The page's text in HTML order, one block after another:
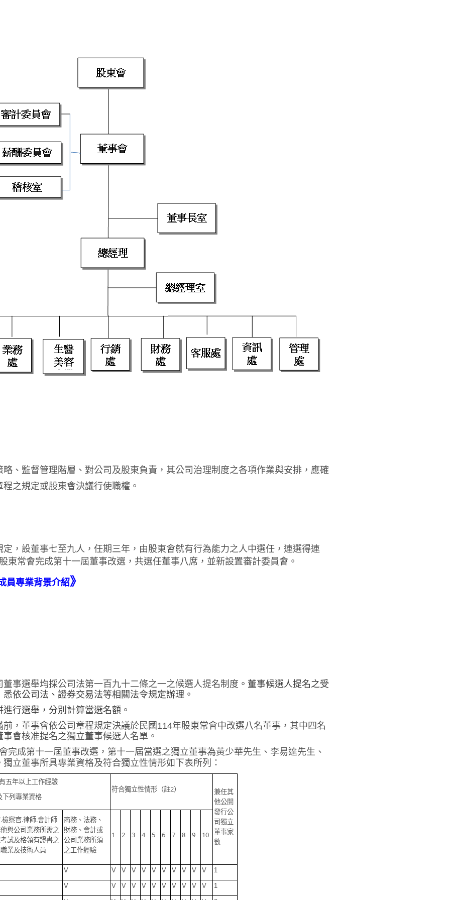
、監督管理階層、對公司及股東負責，其公司治理制度之各項作業與安排，應確
之規定或股東會決議行使職權。
，設董事七至九人，任期三年，由股東會就有行為能力之人中選任，連選得連
東常會完成第十一屆董事改選，共選任董事八席，並新設置審計委員會 。
員專業背景介紹》
事選舉均採公司法第一百九十二條之一之候選人提名制度 。董事候選人提名之受
依公司法、證券交易法等相關法令規定辦理。
行選舉，分別計算當選名額。
前，董事會依公司章程規定決議於民國 114年股東常會中改選八名董事，其中四名
會核准提名之獨立董事候選人名單。
完成第十一屆董事改選，第十一屆當選之獨立董事為黃少華先生、 李易達先生 、
獨立董事所具專業資格及符合獨立性情形如下表所列：
五年以上工作經驗
下列專業資格
符合獨立性情形（註2）
兼任其
他公開
發行公
司獨立
董事家
數
.檢察官.律師.會計師
與公司業務所需之
試及格領有證書之
業及技術人員
商務、法務、
財務、會計或
公司業務所須
之工作經驗
1 2 3 4 5 6 7 8 9 10
V V V V V V V V V V V 1
V V V V V V V V V V V 1